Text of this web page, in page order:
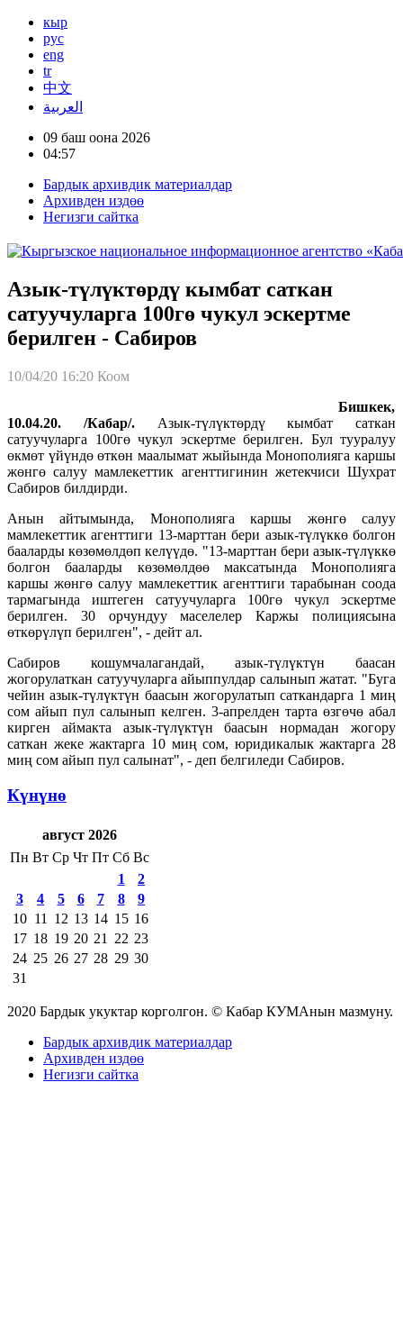
кыр
рус
eng
tr
中文
العربية
09 баш оона 2026
04:57
Бардык архивдик материалдар
Архивден издөө
Негизги сайтка
Азык-түлүктөрдү кымбат саткан
сатуучуларга 100гө чукул эскертме
берилген - Сабиров
10/04/20 16:20 Коом
Бишкек,
10.04.20. /Кабар/.Азык-түлүктөрдү кымбат саткан
сатуучуларга 100гө чукул эскертме берилген. Бул тууралуу
өкмөт үйүндө өткөн маалымат жыйында Монополияга каршы
жөнгө салуу мамлекеттик агенттигинин жетекчиси Шухрат
Сабиров билдирди.
Анын айтымында, Монополияга каршы жөнгө салуу
мамлекеттик агенттиги 13-марттан бери азык-түлүккө болгон
бааларды көзөмөлдөп келүүдө. "13-марттан бери азык-түлүккө
болгон бааларды көзөмөлдөө максатында Монополияга
каршы жөнгө салуу мамлекеттик агенттиги тарабынан соода
тармагында иштеген сатуучуларга 100гө чукул эскертме
берилген. 30 орчундуу маселелер Каржы полициясына
өткөрүлүп берилген", - дейт ал.
Сабиров кошумчалагандай, азык-түлүктүн баасан
жогорулаткан сатуучуларга айыппулдар салынып жатат. "Буга
чейин азык-түлүктүн баасын жогорулатып саткандарга 1 миң
сом айып пул салынып келген. 3-апрелден тарта өзгөчө абал
кирген аймакта азык-түлүктүн баасын нормадан жогору
саткан жеке жактарга 10 миң сом, юридикалык жактарга 28
миң сом айып пул салынат", - деп белгиледи Сабиров.
Күнүнө
август 2026
Пн Вт Ср Чт Пт Сб Вс
1
2
3
4 5 6 7 8
9
10 11 12 13 14 15 16
17 18 19 20 21 22 23
24 25 26 27 28 29 30
31
2020 Бардык укуктар корголгон. © Кабар КУМАнын мазмуну.
Бардык архивдик материалдар
Архивден издөө
Негизги сайтка